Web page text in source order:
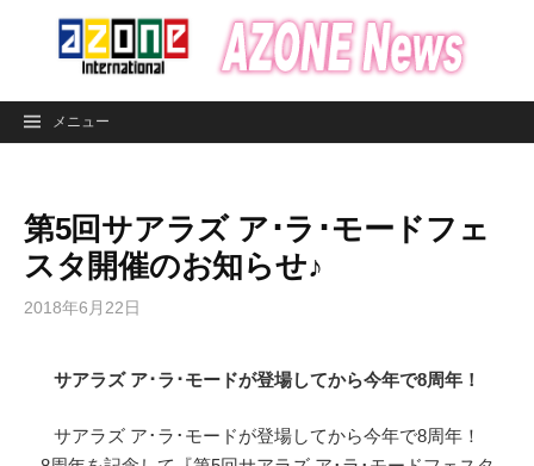
ン
メニュー
第5回サアラズ ア･ラ･モードフェ
スタ開催のお知らせ♪
2018年6月22日
サアラズ ア･ラ･モードが登場してから今年で8周年！
サアラズ ア･ラ･モードが登場してから今年で8周年！